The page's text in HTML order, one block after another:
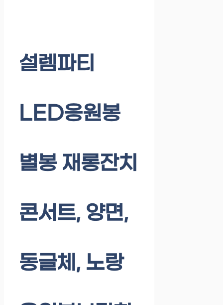
설렘파티
LED응원봉
별봉 재롱잔치
콘서트, 양면,
동글체, 노랑